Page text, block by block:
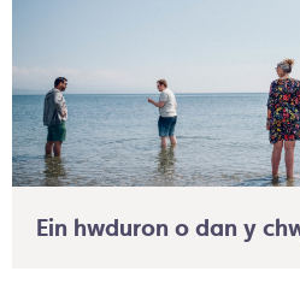
Ein hwduron o dan y